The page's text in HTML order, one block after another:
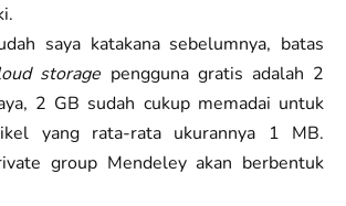
saya katakana sebelumnya, batas
storage pengguna gratis adalah 2
2 GB sudah cukup memadai untuk
yang rata-rata ukurannya 1 MB.
group Mendeley akan berbentuk